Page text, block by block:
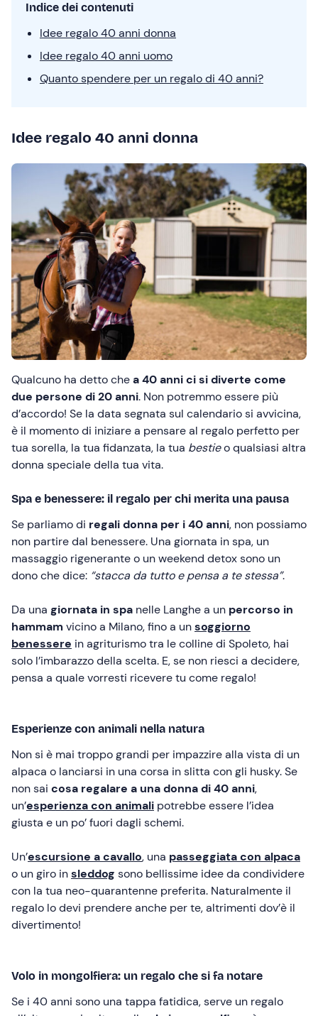
Indice dei contenuti
Idee regalo 40 anni donna
Idee regalo 40 anni uomo
Quanto spendere per un regalo di 40 anni?
Idee regalo 40 anni donna
Qualcuno ha detto chea 40 anni ci si diverte come
due persone di 20 anni. Non potremmo essere più
d’accordo! Se la data segnata sul calendario si avvicina,
è il momento di iniziare a pensare al regalo perfetto per
tua sorella, la tua fidanzata, la tua bestieo qualsiasi altra
donna speciale della tua vita.
Spa e benessere: il regalo per chi merita una pausa
Se parliamo di regali donna per i 40 anni, non possiamo
non partire dal benessere. Una giornata in spa, un
massaggio rigenerante o un weekend detox sono un
dono che dice: “stacca da tutto e pensa a te stessa”.
Da una giornata in spa nelle Langhe a un percorso in
hammam vicino a Milano, fino a unsoggiorno
benessere in agriturismo tra le colline di Spoleto, hai
solo l’imbarazzo della scelta. E, se non riesci a decidere,
pensa a quale vorresti ricevere tu come regalo!
Esperienze con animali nella natura
Non si è mai troppo grandi per impazzire alla vista di un
alpaca o lanciarsi in una corsa in slitta con gli husky. Se
non sai cosa regalare a una donna di 40 anni,
un’esperienza con animali potrebbe essere l’idea
giusta e un po’ fuori dagli schemi.
Un’escursione a cavallo, una passeggiata con alpaca
o un giro insleddog sono bellissime idee da condividere
con la tua neo-quarantenne preferita. Naturalmente il
regalo lo devi prendere anche per te, altrimenti dov’è il
divertimento!
Volo in mongolfiera: un regalo che si fa notare
Se i 40 anni sono una tappa fatidica, serve un regalo